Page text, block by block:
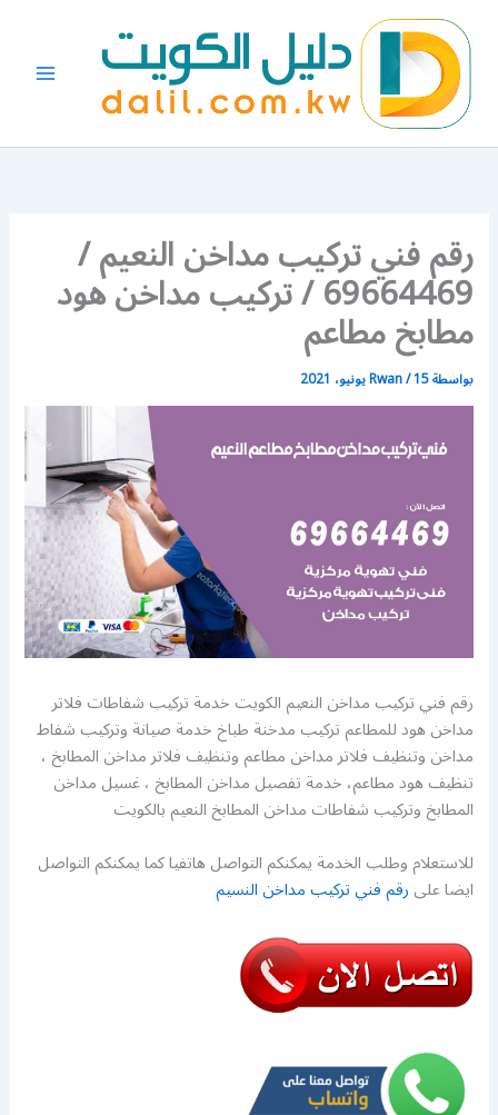
المحتوى
رقم فني تركيب مداخن النعيم /
69664469 / تركيب مداخن هود
مطابخ مطاعم
بواسطة Rwan/15 يونيو، 2021
رقم فني تركيب مداخن النعيم الكويت خدمة تركيب شفاطات فلاتر
مداخن هود للمطاعم تركيب مدخنة طباخ خدمة صيانة وتركيب شفاط
مداخن وتنظيف فلاتر مداخن مطاعم وتنظيف فلاتر مداخن المطابخ ،
تنظيف هود مطاعم، خدمة تفصيل مداخن المطابخ ، غسيل مداخن
المطابخ وتركيب شفاطات مداخن المطابخ النعيم بالكويت
للاستعلام وطلب الخدمة يمكنكم التواصل هاتفيا كما يمكنكم التواصل
ايضا علىرقم فني تركيب مداخن النسيم